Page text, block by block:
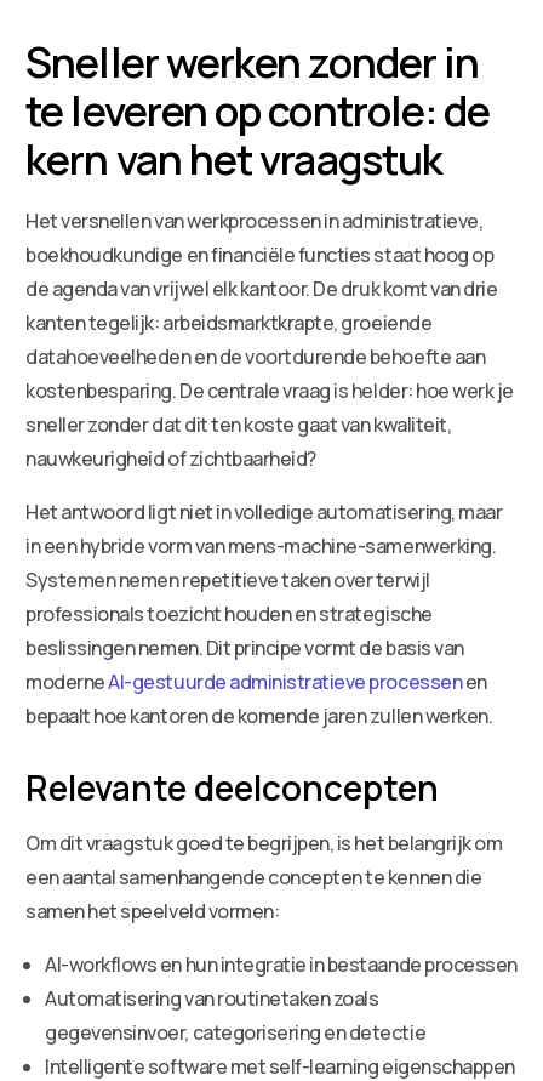
Sneller werken zonder in
te leveren op controle: de
kern van het vraagstuk
Het versnellen van werkprocessen in administratieve,
boekhoudkundige en financiële functies staat hoog op
de agenda van vrijwel elk kantoor. De druk komt van drie
kanten tegelijk: arbeidsmarktkrapte, groeiende
datahoeveelheden en de voortdurende behoefte aan
kostenbesparing. De centrale vraag is helder: hoe werk je
sneller zonder dat dit ten koste gaat van kwaliteit,
nauwkeurigheid of zichtbaarheid?
Het antwoord ligt niet in volledige automatisering, maar
in een hybride vorm van mens-machine-samenwerking.
Systemen nemen repetitieve taken over terwijl
professionals toezicht houden en strategische
beslissingen nemen. Dit principe vormt de basis van
moderneAI-gestuurde administratieve processenen
bepaalt hoe kantoren de komende jaren zullen werken.
Relevante deelconcepten
Om dit vraagstuk goed te begrijpen, is het belangrijk om
een aantal samenhangende concepten te kennen die
samen het speelveld vormen:
AI-workflows en hun integratie in bestaande processen
Automatisering van routinetaken zoals
gegevensinvoer, categorisering en detectie
Intelligente software met self-learning eigenschappen